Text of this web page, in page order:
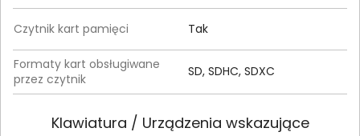
Czytnik kart pamięci Tak
Formaty kart obsługiwane
przez czytnik
SD, SDHC, SDXC
Klawiatura / Urządzenia wskazujące